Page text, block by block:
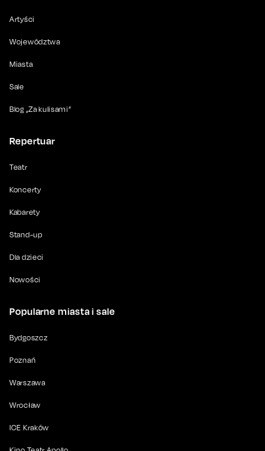
Artyści
Województwa
Miasta
Sale
Blog „Za kulisami”
Repertuar
Teatr
Koncerty
Kabarety
Stand-up
Dla dzieci
Nowości
Popularne miasta i sale
Bydgoszcz
Poznań
Warszawa
Wrocław
ICE Kraków